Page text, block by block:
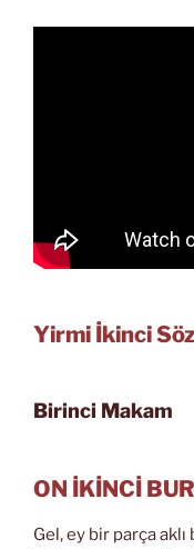
Yirmi İkinci
Birinci Makam
ON İKİNCİ
Gel, ey bir parça